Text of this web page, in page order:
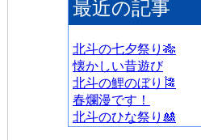
最近の記事
北斗の七夕祭り🎋
懐かしい昔遊び
北斗の鯉のぼり🎏
春爛漫です！
北斗のひな祭り🎎